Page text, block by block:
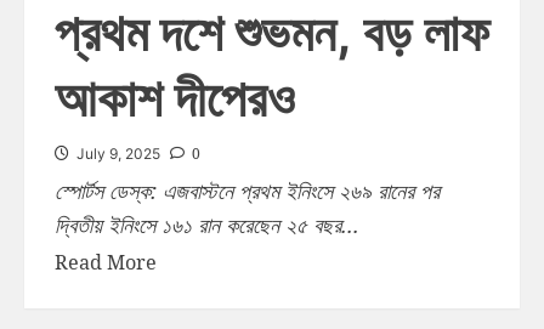
প্রথম দশে শুভমন, বড় লাফ
আকাশ দীপেরও
July 9, 2025 0
স্পোর্টস ডেস্ক: এজবাস্টনে প্রথম ইনিংসে ২৬৯ রানের পর
দ্বিতীয় ইনিংসে ১৬১ রান করেছেন ২৫ বছর...
Read More